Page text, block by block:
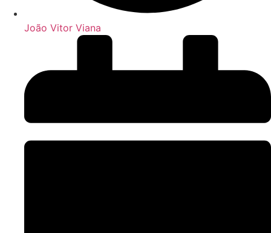
João Vitor Viana